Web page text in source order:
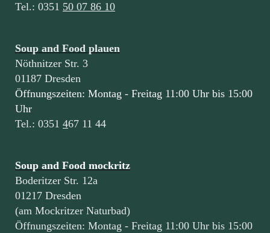
Tel.: 0351 50 07 86 10
Soup and Food plauen
Nöthnitzer Str. 3
01187 Dresden
Öffnungszeiten: Montag - Freitag 11:00 Uhr bis 15:00
Uhr
Tel.: 0351 467 11 44
Soup and Food mockritz
Boderitzer Str. 12a
01217 Dresden
(am Mockritzer Naturbad)
Öffnungszeiten: Montag - Freitag 11:00 Uhr bis 15:00